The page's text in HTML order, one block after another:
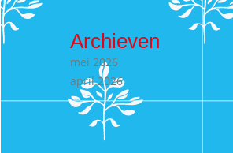
Archieven
mei 2026
april 2026